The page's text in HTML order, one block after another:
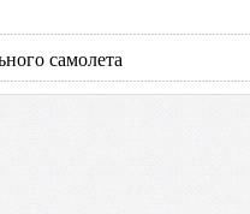
самолета